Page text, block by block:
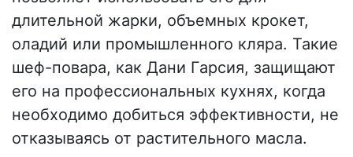
длительной жарки, объемных крокет,
оладий или промышленного кляра. Такие
шеф-повара, как Дани Гарсия, защищают
его на профессиональных кухнях, когда
необходимо добиться эффективности, не
отказываясь от растительного масла.